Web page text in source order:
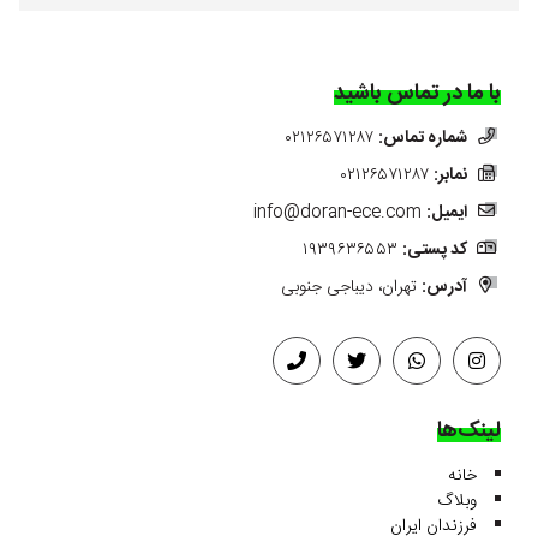
با ما در تماس باشید
شماره تماس: ۰۲۱۲۶۵۷۱۲۸۷
نمابر: ۰۲۱۲۶۵۷۱۲۸۷
ایمیل: info@doran-ece.com
کد پستی: ۱۹۳۹۶۳۶۵۵۳
آدرس: تهران، دیباجی جنوبی
لینک‌ها
خانه
وبلاگ
فرزندان ایران